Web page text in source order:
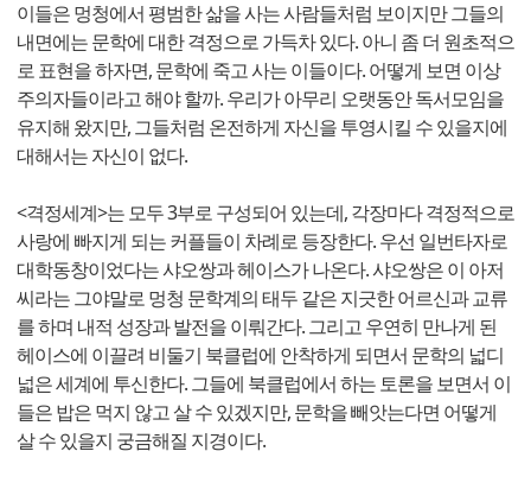
이들은 멍청에서 평범한 삶을 사는 사람들처럼 보이지만 그들의
내면에는 문학에 대한 격정으로 가득차 있다. 아니 좀 더 원초적으
로 표현을 하자면, 문학에 죽고 사는 이들이다. 어떻게 보면 이상
주의자들이라고 해야 할까. 우리가 아무리 오랫동안 독서모임을
유지해 왔지만, 그들처럼 온전하게 자신을 투영시킬 수 있을지에
대해서는 자신이 없다.
<격정세계>는 모두 3부로 구성되어 있는데, 각장마다 격정적으로
사랑에 빠지게 되는 커플들이 차례로 등장한다. 우선 일번타자로
대학동창이었다는 샤오쌍과 헤이스가 나온다. 샤오쌍은 이 아저
씨라는 그야말로 멍청 문학계의 태두 같은 지긋한 어르신과 교류
를 하며 내적 성장과 발전을 이뤄간다. 그리고 우연히 만나게 된
헤이스에 이끌려 비둘기 북클럽에 안착하게 되면서 문학의 넓디
넓은 세계에 투신한다. 그들에 북클럽에서 하는 토론을 보면서 이
들은 밥은 먹지 않고 살 수 있겠지만, 문학을 빼앗는다면 어떻게
살 수 있을지 궁금해질 지경이다.